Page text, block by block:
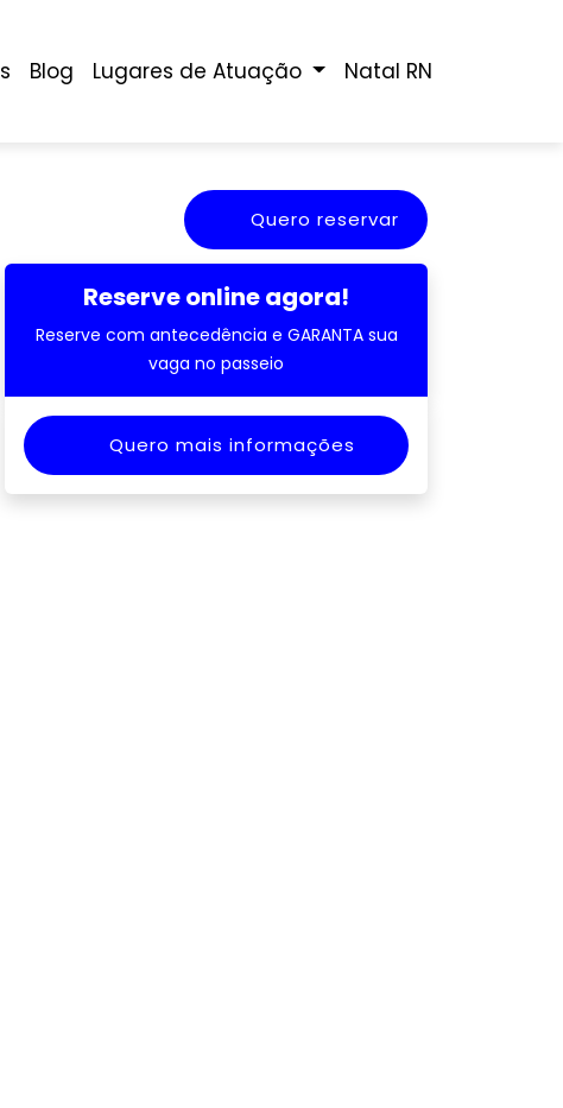
Blog Lugares de Atuação Natal RN
Quero reservar
Reserve online agora!
Reserve com antecedência e GARANTA sua
vaga no passeio
Quero mais informações